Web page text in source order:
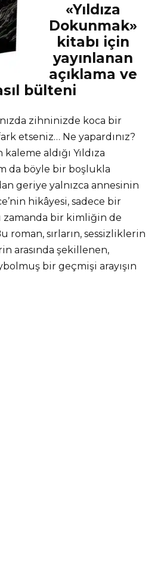
«Yıldıza
Dokunmak»
kitabı için
yayınlanan
açıklama ve
bülteni
zihninizde koca bir
etseniz… Ne yapardınız?
aldığı Yıldıza
da böyle bir boşlukla
geriye yalnızca annesinin
hikâyesi, sadece bir
zamanda bir kimliğin de
roman, sırların, sessizliklerin
arasında şekillenen,
bir geçmişi arayışın